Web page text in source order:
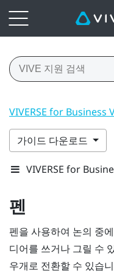
VIVERSE for Business
가이드 다운로드
VIVERSE for
펜
펜을 사용하여 논의 중
디어를 쓰거나 그릴 수
우개로 전환할 수 있습